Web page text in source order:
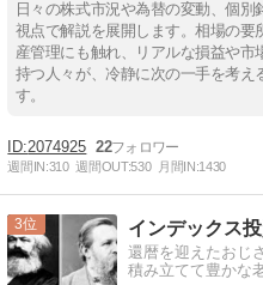
日々の株式市況や為替の変動、個
視点で解説を展開します。相場の
産管理にも触れ、リアルな損益や
持つ人々が、冷静に次の一手を考え
す。
2074925 22
週間IN:310 週間OUT:530 月間IN:1430
3 インデックス
還暦を迎えたおじ
積み立てて豊かな